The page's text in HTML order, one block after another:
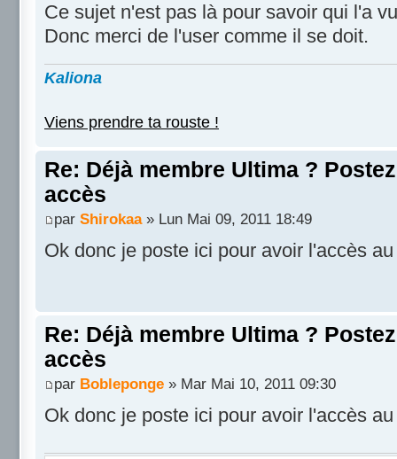
Ce sujet n'est pas là pour savoir qui l'a
Donc merci de l'user comme il se doit.
Kaliona
Viens prendre ta rouste !
Re: Déjà membre Ultima ?
accès
par Shirokaa» Lun Mai 09, 2011 18:49
Ok donc je poste ici pour avoir l'accès
Re: Déjà membre Ultima ?
accès
par Bobleponge » Mar Mai 10, 2011 09:30
Ok donc je poste ici pour avoir l'accès